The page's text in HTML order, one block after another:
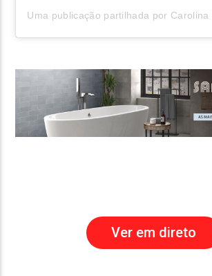
Ver em direto